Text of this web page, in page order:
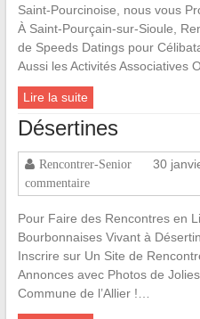
Saint-Pourcinoise, nous vous
À Saint-Pourçain-sur-Sioule,
de Speeds Datings pour
Aussi les Activités Associatives
Lire la suite
Désertines
Rencontrer-Senior 30
commentaire
Pour Faire des Rencontres en
Bourbonnaises Vivant à
Inscrire sur Un Site de
Annonces avec Photos de
Commune de l’Allier !…